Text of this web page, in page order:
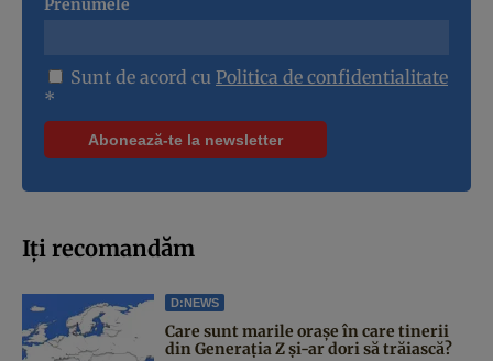
Prenumele
Sunt de acord cu Politica de confidentialitate
*
Iți recomandăm
D:NEWS
Care sunt marile orașe în care tinerii
din Generația Z și-ar dori să trăiască?